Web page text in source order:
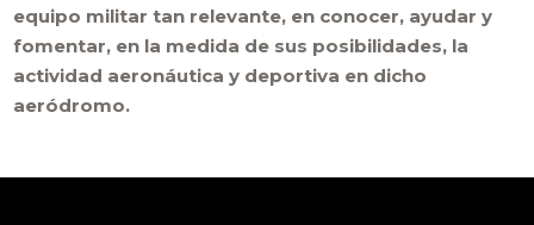
equipo militar tan relevante, en conocer, ayudar y
fomentar, en la medida de sus posibilidades, la
actividad aeronáutica y deportiva en dicho
aeródromo.